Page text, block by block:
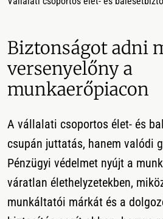
Biztonságot adni
versenyelőny a
munkaerőpiacon
A vállalati csoportos élet- és
csupán juttatás, hanem valódi
Pénzügyi védelmet nyújt a
váratlan élethelyzetekben,
munkáltatói márkát és a